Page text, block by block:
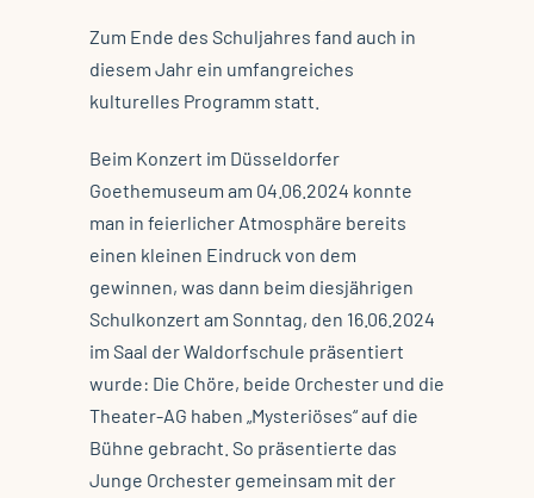
Zum Ende des Schuljahres fand auch in
diesem Jahr ein umfangreiches
kulturelles Programm statt.
Beim Konzert im Düsseldorfer
Goethemuseum am 04.06.2024 konnte
man in feierlicher Atmosphäre bereits
einen kleinen Eindruck von dem
gewinnen, was dann beim diesjährigen
Schulkonzert am Sonntag, den 16.06.2024
im Saal der Waldorfschule präsentiert
wurde: Die Chöre, beide Orchester und die
Theater-AG haben „Mysteriöses“ auf die
Bühne gebracht. So präsentierte das
Junge Orchester gemeinsam mit der